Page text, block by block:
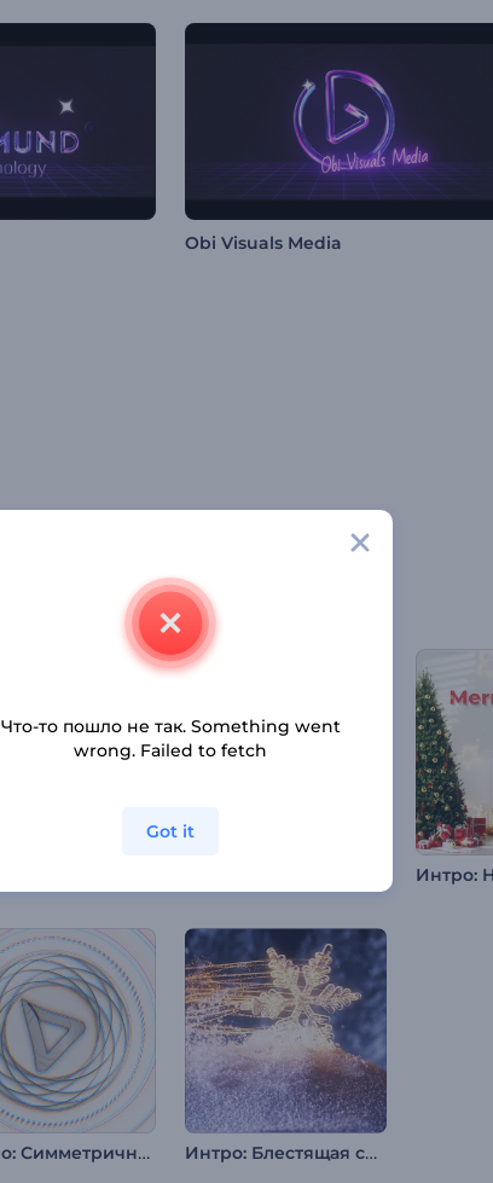
Obi Visuals Media
Интро: Симметричные фигуры Интро: Блестящая снежинка
Что-то пошло не так. Something went
wrong. Failed to fetch
Got it